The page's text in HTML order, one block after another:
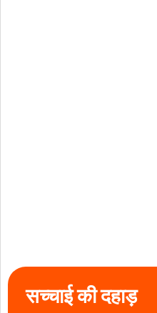
सच्चाई की दहाड़